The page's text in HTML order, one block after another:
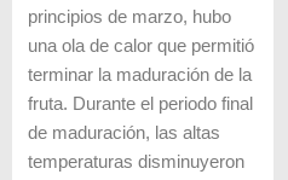
principios de marzo, hubo
una ola de calor que permitió
terminar la maduración de la
fruta. Durante el periodo final
de maduración, las altas
temperaturas disminuyeron